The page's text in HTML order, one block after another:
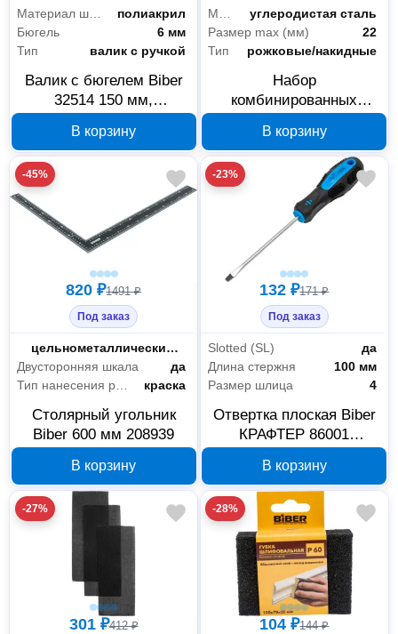
Материал шубки
полиакрил
Бюгель
6 мм
Тип
валик с ручкой
Валик с бюгелем Biber
32514 150 мм,
В корзину
Материал
углеродистая сталь
Размер max (мм)
22
Тип
рожковые/накидные
Набор
комбинированных
мм 093080
В корзину
-45%
820 ₽1491 ₽
Под заказ
Тип
цельнометаллический угольник
Двусторонняя шкала
да
краска
Столярный угольник
Biber 600 мм 208939
В корзину
-23%
132 ₽171 ₽
Под заказ
Slotted (SL)
да
Длина стержня
100 мм
Размер шлица
4
Отвертка плоская Biber
КРАФТЕР 86001
В корзину
-27%
301 ₽412 ₽
-28%
104 ₽144 ₽